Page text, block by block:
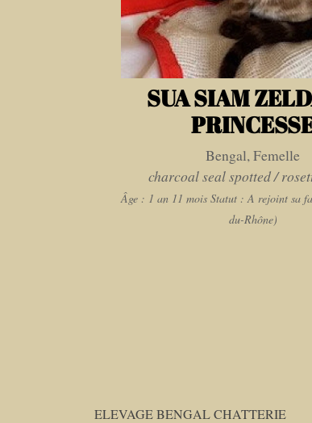
SUA SIAM
Bengal, Femelle
charcoal seal spotted /
Âge : 1 an 11 moisStatut : A rejoint sa
du-Rhône)
ELEVAGE BENGAL CHATTERIE